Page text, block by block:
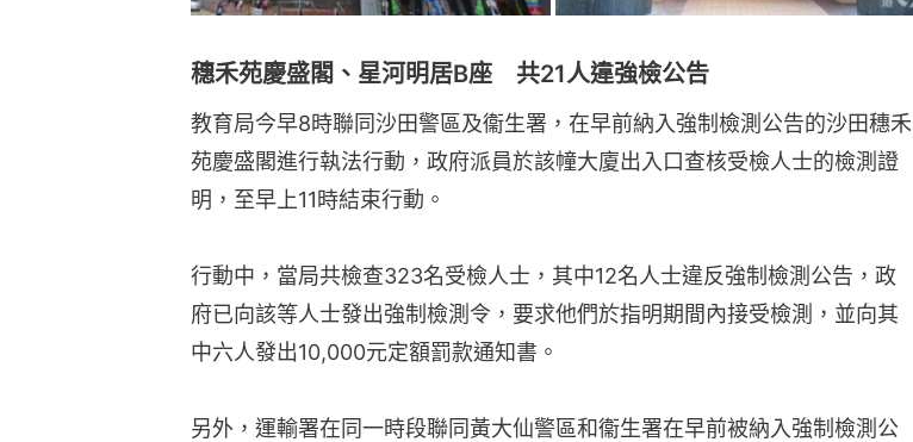
穗禾苑慶盛閣、星河明居B座 共21人違強檢公告
教育局今早8時聯同沙田警區及衞生署，在早前納入強制檢測公告的沙田穗禾
苑慶盛閣進行執法行動，政府派員於該幢大廈出入口查核受檢人士的檢測證
明，至早上11時結束行動。
行動中，當局共檢查323名受檢人士，其中12名人士違反強制檢測公告，政
府已向該等人士發出強制檢測令，要求他們於指明期間內接受檢測，並向其
中六人發出10,000元定額罰款通知書。
另外，運輸署在同一時段聯同黃大仙警區和衞生署在早前被納入強制檢測公